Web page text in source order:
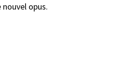
nouvel opus.